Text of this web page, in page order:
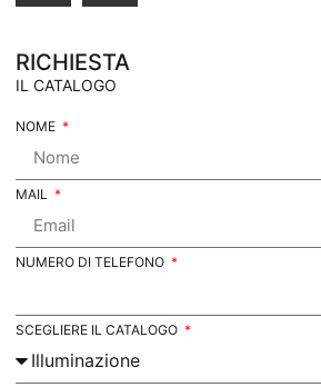
RICHIESTA
IL CATALOGO
NOME
MAIL
NUMERO DI TELEFONO
SCEGLIERE IL CATALOGO